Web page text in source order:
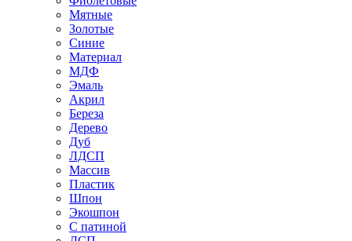
Мятные
Золотые
Синие
Материал
МДФ
Эмаль
Акрил
Береза
Дерево
Дуб
ЛДСП
Массив
Пластик
Шпон
Экошпон
С патиной